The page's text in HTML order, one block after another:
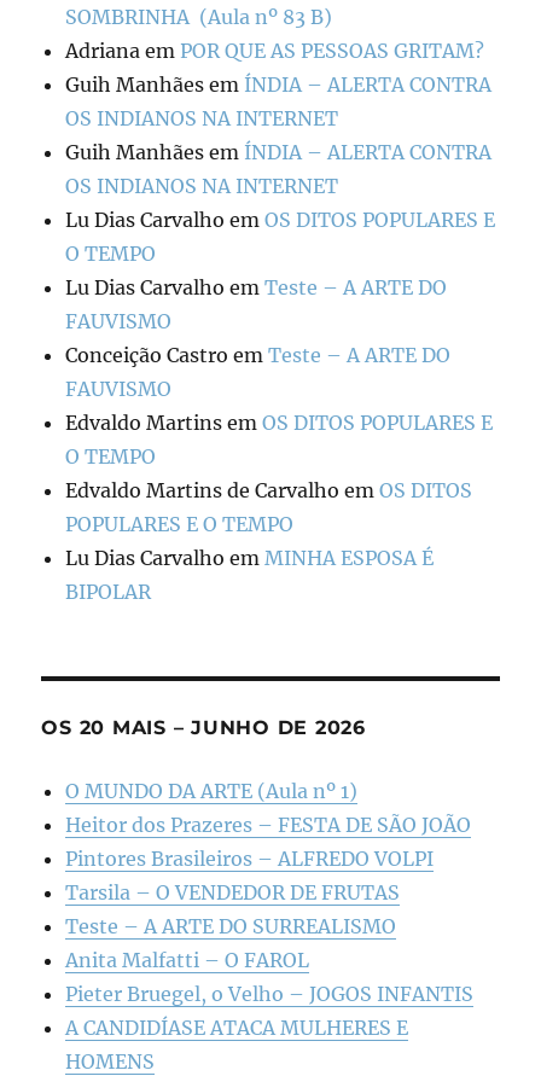
SOMBRINHA (Aula nº 83 B)
Adriana emPOR QUE AS PESSOAS GRITAM?
Guih Manhães em ÍNDIA – ALERTA CONTRA
OS INDIANOS NA INTERNET
Guih Manhães em ÍNDIA – ALERTA CONTRA
OS INDIANOS NA INTERNET
Lu Dias Carvalho emOS DITOS POPULARES E
O TEMPO
Lu Dias Carvalho emTeste – A ARTE DO
FAUVISMO
Conceição Castro emTeste – A ARTE DO
FAUVISMO
Edvaldo Martins emOS DITOS POPULARES E
O TEMPO
Edvaldo Martins de Carvalho emOS DITOS
POPULARES E O TEMPO
Lu Dias Carvalho emMINHA ESPOSA É
BIPOLAR
OS 20 MAIS – JUNHO DE 2026
O MUNDO DA ARTE (Aula nº 1)
Heitor dos Prazeres – FESTA DE SÃO JOÃO
Pintores Brasileiros – ALFREDO VOLPI
Tarsila – O VENDEDOR DE FRUTAS
Teste – A ARTE DO SURREALISMO
Anita Malfatti – O FAROL
Pieter Bruegel, o Velho – JOGOS INFANTIS
A CANDIDÍASE ATACA MULHERES E
HOMENS